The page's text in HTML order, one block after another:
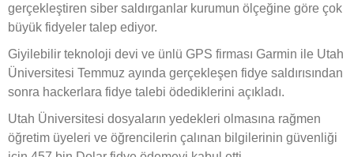
gerçekleştiren siber saldırganlar kurumun ölçeğine göre çok
büyük fidyeler talep ediyor.
Giyilebilir teknoloji devi ve ünlü GPS firması Garmin ile Utah
Üniversitesi Temmuz ayında gerçekleşen fidye saldırısından
sonra hackerlara fidye talebi ödediklerini açıkladı.
Utah Üniversitesi dosyaların yedekleri olmasına rağmen
öğretim üyeleri ve öğrencilerin çalınan bilgilerinin güvenliği